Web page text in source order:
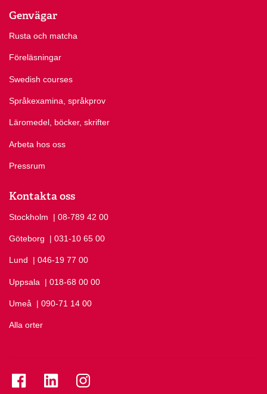
Genvägar
Rusta och matcha
Föreläsningar
Swedish courses
Språkexamina, språkprov
Läromedel, böcker, skrifter
Arbeta hos oss
Pressrum
Kontakta oss
Stockholm Ring Stockholm på
| 08-789 42 00
Göteborg Ring Göteborg på
| 031-10 65 00
Lund Ring Lund på
| 046-19 77 00
Uppsala Ring Uppsala på
| 018-68 00 00
Umeå Ring Umeå på
| 090-71 14 00
Alla orter
Se folkuniversitetet på Facebook
Se folkuniversitetet på LinkedIn